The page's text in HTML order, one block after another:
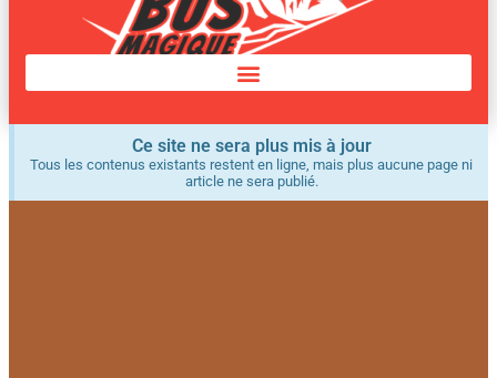
Ce site ne sera plus mis à jour
Tous les contenus existants restent en ligne, mais plus aucune page ni
article ne sera publié.